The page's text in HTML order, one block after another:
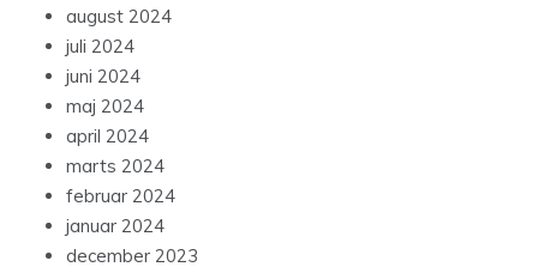
august 2024
juli 2024
juni 2024
maj 2024
april 2024
marts 2024
februar 2024
januar 2024
december 2023